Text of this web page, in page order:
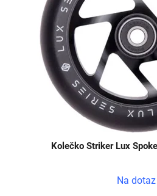
Kolečko Striker Lux
Na dotaz